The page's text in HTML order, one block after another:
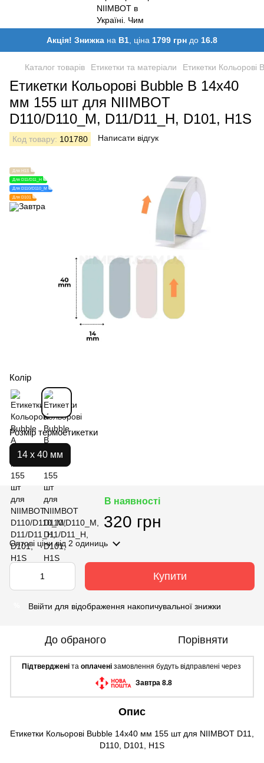
Акція! Знижка на B1 , ціна 1799 грн до 16.8
Каталог товарів Етикетки та матеріали Етикетки
Етикетки Кольорові Bubble B 14х40
мм 155 шт для NIIMBOT
D110/D110_M, D11/D11_H, D101, H1S
Код товару: 101780 Написати відгук
Для H1S
Для D11/D11_H
Для D110/D110_M
Для D101
Колір
Розмір термоетикетки
14 х 40 мм
В наявності
320 грн
Оптові цінивід 2 одиниць
Купити
Ввійти для відображення накопичувальної знижки
До обраного Порівняти
Підтверджені та оплаченізамовлення будуть відправлені через
Завтра 8.8
Опис
Етикетки Кольорові Bubble 14х40 мм 155 шт для NIIMBOT D11,
D110, D101, H1S